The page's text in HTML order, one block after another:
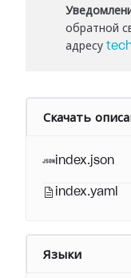
обратной
адресу
Скачать
index.json
index.yaml
Языки